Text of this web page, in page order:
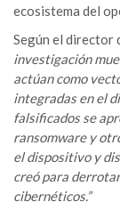
ecosistema del
Según el director
investigación
actúan como
integradas en el
falsificados se
ransomware y
el dispositivo y
creó para
cibernéticos.”